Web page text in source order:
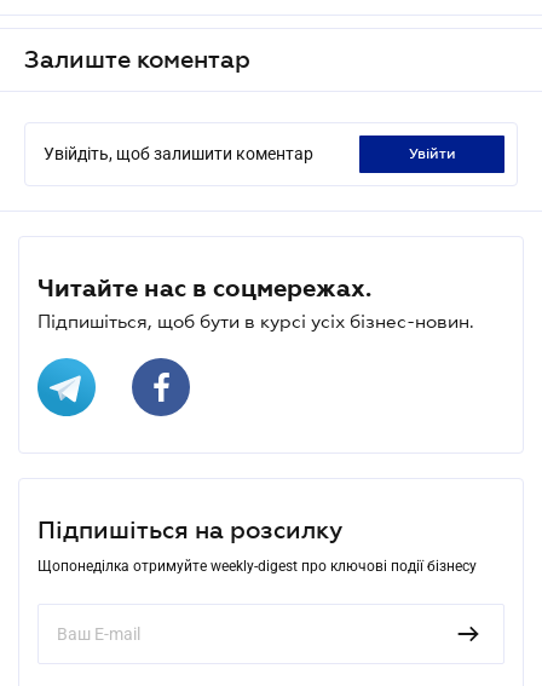
Залиште коментар
Увійдіть, щоб залишити коментар увійти
Читайте нас в соцмережах.
Підпишіться, щоб бути в курсі усіх бізнес-новин.
Підпишіться на розсилку
Щопонеділка отримуйте weekly-digest про ключові події бізнесу